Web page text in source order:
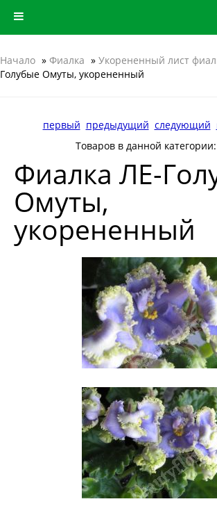
Начало » Фиалка » Укорененный лист
Голубые Омуты, укорененный
первый предыдущий следующий
Товаров в данной категории:
Фиалка ЛЕ-
Омуты,
укорененный